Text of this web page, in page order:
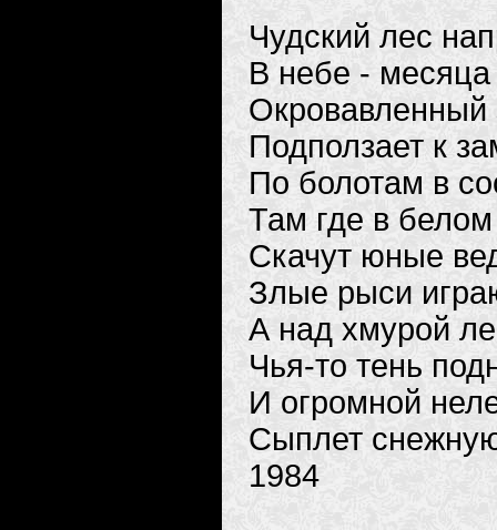
Чудский лес
В небе - месяца
Окровавленный
Подползает к
По болотам в
Там где в
Скачут юные
Злые рыси
А над хмурой
Чья-то тень
И огромной
Сыплет
1984